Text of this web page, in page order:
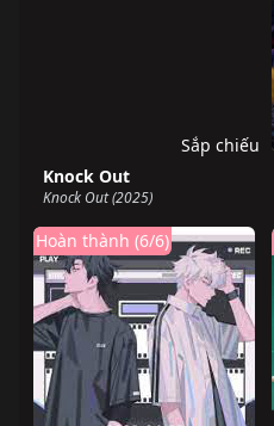
Knock Out
Knock Out (2025)
Sắp chiếu
Hoàn thành (6/6)